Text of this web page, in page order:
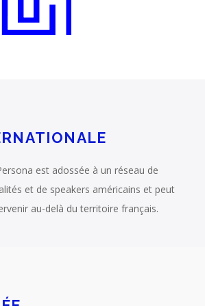
est adossée à un réseau de
et de speakers américains et peut
au-delà du territoire français.